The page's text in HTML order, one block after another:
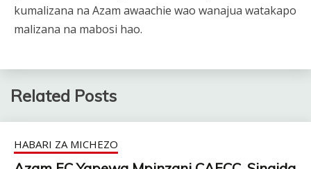
kumalizana na Azam awaachie wao wanajua watakapo
malizana na mabosi hao.
Related Posts
HABARI ZA MICHEZO